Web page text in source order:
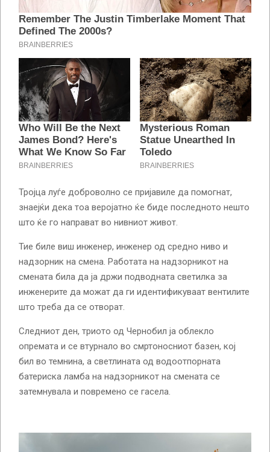
Тројца луѓе доброволно се пријавиле да помогнат,
знаејќи дека тоа веројатно ќе биде последното нешто
што ќе го направат во нивниот живот.
Тие биле виш инженер, инженер од средно ниво и
надзорник на смена. Работата на надзорникот на
смената била да ја држи подводната светилка за
инженерите да можат да ги идентификуваат вентилите
што треба да се отворат.
Следниот ден, триото од Чернобил ја облекло
опремата и се втурнало во смртоносниот базен, кој
бил во темнина, а светлината од водоотпорната
батериска ламба на надзорникот на смената се
затемнувала и повремено се гасела.